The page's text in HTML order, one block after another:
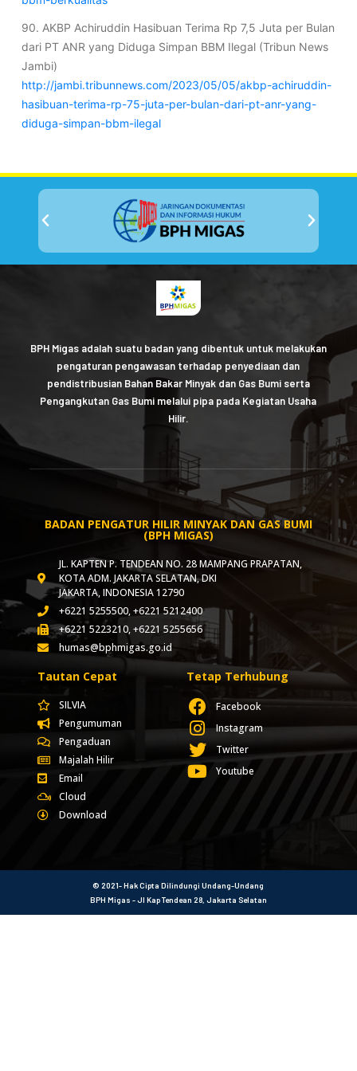
90. AKBP Achiruddin Hasibuan Terima Rp 7,5 Juta per Bulan
dari PT ANR yang Diduga Simpan BBM Ilegal (Tribun News
Jambi)
http://jambi.tribunnews.com/2023/05/05/akbp-achiruddin-
hasibuan-terima-rp-75-juta-per-bulan-dari-pt-anr-yang-
diduga-simpan-bbm-ilegal
BPH Migas adalah suatu badan yang dibentuk untuk melakukan
pengaturan pengawasan terhadap penyediaan dan
pendistribusian Bahan Bakar Minyak dan Gas Bumi serta
Pengangkutan Gas Bumi melalui pipa pada Kegiatan Usaha
Hilir.
BADAN PENGATUR HILIR MINYAK DAN GAS BUMI
(BPH MIGAS)
JL. KAPTEN P. TENDEAN NO. 28 MAMPANG PRAPATAN,
KOTA ADM. JAKARTA SELATAN, DKI
JAKARTA, INDONESIA 12790
+6221 5255500, +6221 5212400
+6221 5223210, +6221 5255656
humas@bphmigas.go.id
Tautan Cepat
SILVIA
Pengumuman
Pengaduan
Majalah Hilir
Email
Cloud
Download
Tetap Terhubung
Facebook
Instagram
Twitter
Youtube
© 2021- Hak Cipta Dilindungi Undang-Undang
BPH Migas - Jl Kap Tendean 28, Jakarta Selatan